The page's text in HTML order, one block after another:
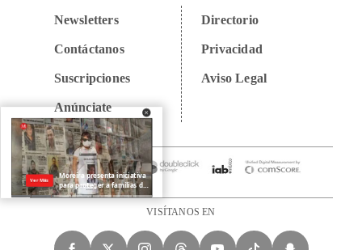
Newsletters
Contáctanos
Suscripciones
Anúnciate
Directorio
Privacidad
Aviso Legal
VISÍTANOS EN